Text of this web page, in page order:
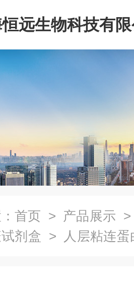
远生物科技有
首页 > 产品展示
剂盒 > 人层粘连蛋